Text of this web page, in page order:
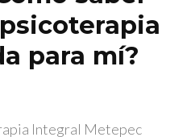
para mí?
Integral Metepec